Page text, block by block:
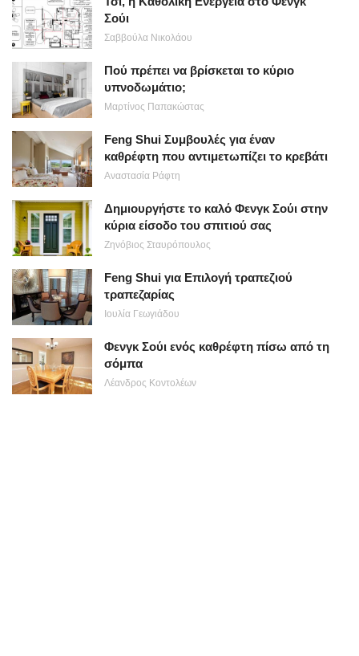
Σούι
Σαββούλα Νικολάου
Πού πρέπει να βρίσκεται το κύριο
υπνοδωμάτιο;
Μαρτίνος Παπακώστας
Feng Shui Συμβουλές για έναν
καθρέφτη που αντιμετωπίζει το κρεβάτι
Αναστασία Ράφτη
Δημιουργήστε το καλό Φενγκ Σούι στην
κύρια είσοδο του σπιτιού σας
Ζηνόβιος Σταυρόπουλος
Feng Shui για Επιλογή τραπεζιού
τραπεζαρίας
Ιουλία Γεωγιάδου
Φενγκ Σούι ενός καθρέφτη πίσω από τη
σόμπα
Λέανδρος Κοντολέων